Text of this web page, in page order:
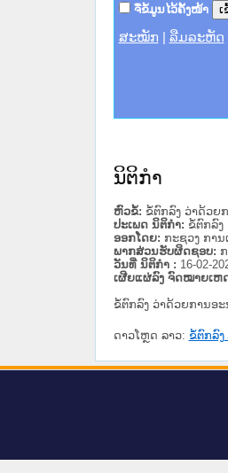
ຈື່ຂໍ້ມູນໄວ້ຄັ້ງໜ້າ
ສະໝັກ ລືມລະຫັດ
ານສະພາປະຊາຊົນ ພາກເໜືອ
ທາງລັດຖະການ
ສຳລັບ ພາກກາງ
ສຳລັບ ພາກໃຕ້
ວິທະຍາຄານຕຳຫຼວດປະຊາ
ວິທະຍາຄານສັນຕິບານປະຊາ
ຂັ້ນແຂວງພາກເໜືອ
ານສະພາປະຊາຊົນ ພາກກາງ
ນິຕິກໍາ
ຫົວຂໍ້: ຂໍ້ຕົກລົງ ວ່າດ້ວ
ປະເພດ ນິຕິກໍາ: ຂໍ້ຕົກລົງ
ອອກໂດຍ: ກະຊວງ ການ
ພາກສ່ວນຮັບຜິດຊອບ:
ວັນທີ່ ນິຕິກໍາ : 16-02-
ເຜີຍແຜ່ລົງ ຈົດໝາຍເຫ
ຂໍ້ຕົກລົງ ວ່າດ້ວຍການອ
ດາວໂຫຼດ ລາວ: ຂໍ້ຕົກລົ